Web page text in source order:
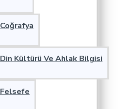
Coğrafya
Din Kültürü Ve Ahlak Bilgisi
Felsefe